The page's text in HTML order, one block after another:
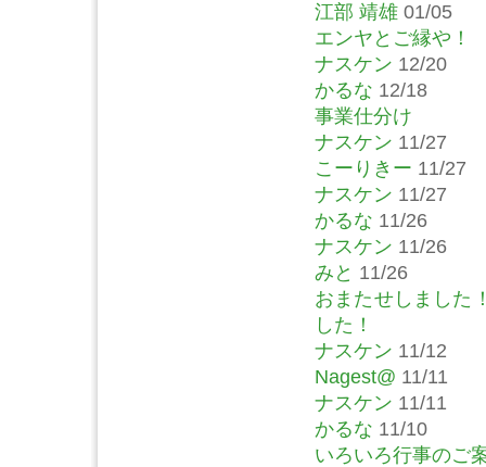
江部 靖雄 01/05
エンヤとご縁や！
ナスケン 12/20
かるな 12/18
事業仕分け
ナスケン 11/27
こーりきー 11/27
ナスケン 11/27
かるな 11/26
ナスケン 11/26
みと 11/26
おまたせしました
した！
ナスケン 11/12
Nagest@ 11/11
ナスケン 11/11
かるな 11/10
いろいろ行事のご